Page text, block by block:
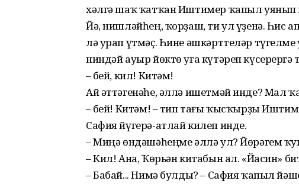
хәлгә шаҡ ҡатҡан Иштимер ҡапыл уянып
Йә, нишләйһең, ҡорҙаш, ти ул үҙенә. Һис
лә урап үтмәҫ. Һине әшкәрттеләр түгелме
ниндәй ауыр йөктө уға күтәреп күсерергә
– Әбей, кил! Китәм!
Ай әттәгенәһе, әллә ишетмәй инде? Мал
– Әбей! Китәм! – тип тағы ҡысҡырҙы
Сафия йүгерә-атлай килеп инде.
– Миңә өндәшәһеңме әллә ул? Йөрәгем
– Кил! Ана, Ҡөрьән китабын ал. «Йасин»
– Бабай... Нимә булды? – Сафия ҡапыл